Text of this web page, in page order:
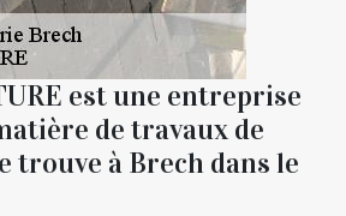
est une entreprise
de travaux de
trouve à Brech dans le